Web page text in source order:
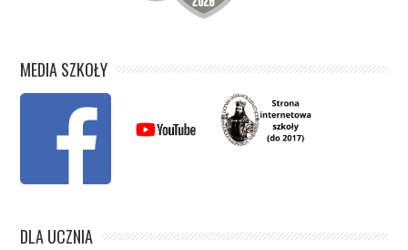
MEDIA SZKOŁY
DLA UCZNIA